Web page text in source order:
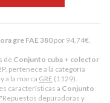
gre FAE 380por 94,74€
deConjunto cuba + colector
pertenece a la categoría
a la marca GRE (1129).
características a Conjunto
depuradoras y